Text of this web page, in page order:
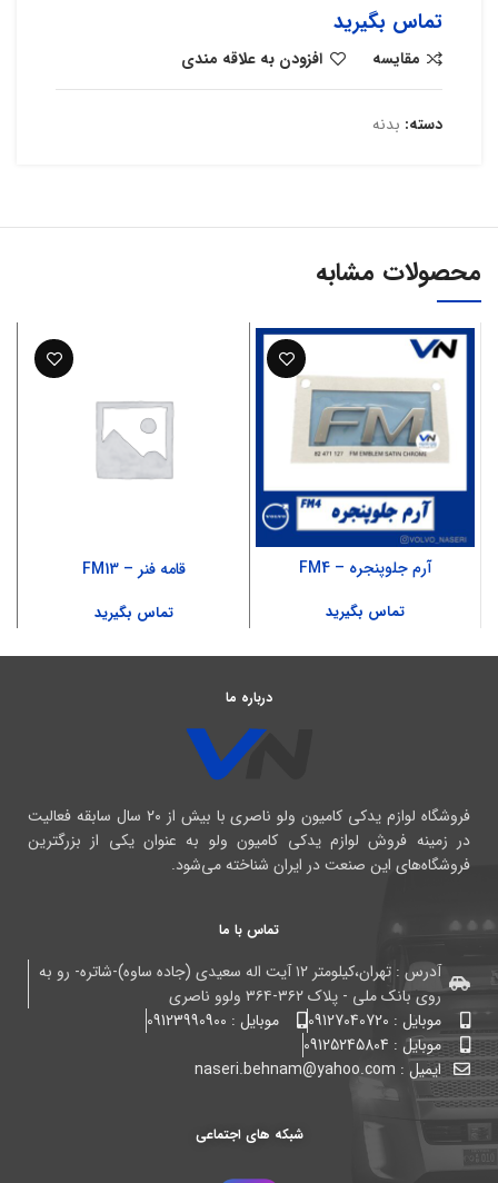
تماس بگیرید
مقایسه افزودن به علاقه مندی
دسته: بدنه
محصولات مشابه
آرم جلوپنجره – FM4
تماس بگیرید
قامه فنر – FM13
تماس بگیرید
درباره ما
فروشگاه لوازم یدکی کامیون ولو ناصری با بیش از ۲۰ سال سابقه فعالیت
در زمینه فروش لوازم یدکی کامیون ولو به عنوان یکی از بزرگترین
فروشگاه‌های این صنعت در ایران شناخته می‌شود.
تماس با ما
آدرس : تهران،کیلومتر ۱۲ آیت اله سعیدی (جاده ساوه)-شاتره- رو به
روی بانک ملی - پلاک ۳۶۲-۳۶۴ ولوو ناصری
موبایل : 09127040720
موبایل : 09123990900
موبایل : 09125245804
ایمیل : naseri.behnam@yahoo.com
شبکه های اجتماعی